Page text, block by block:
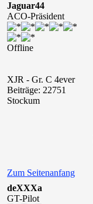
Jaguar44
ACO-Präsident
Offline
XJR - Gr. C 4ever
Beiträge: 22751
Stockum
Zum Seitenanfang
deXXXa
GT-Pilot